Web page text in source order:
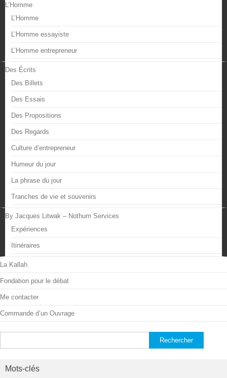
L’Homme
L’Homme
L’Homme essayiste
L’Homme entrepreneur
Des Écrits
Des Billets
Des Essais
Des Propositions
Des Regards
Culture d’entrepreneur
Humeur du jour
La phrase du jour
Tranches de vie et souvenirs
By Jacques Litwak – Nothum Services
Expériences
Itinéraires
La Kallah
Fondation pour le débat
Me contacter
Commande d’un Ouvrage
Mots-clés